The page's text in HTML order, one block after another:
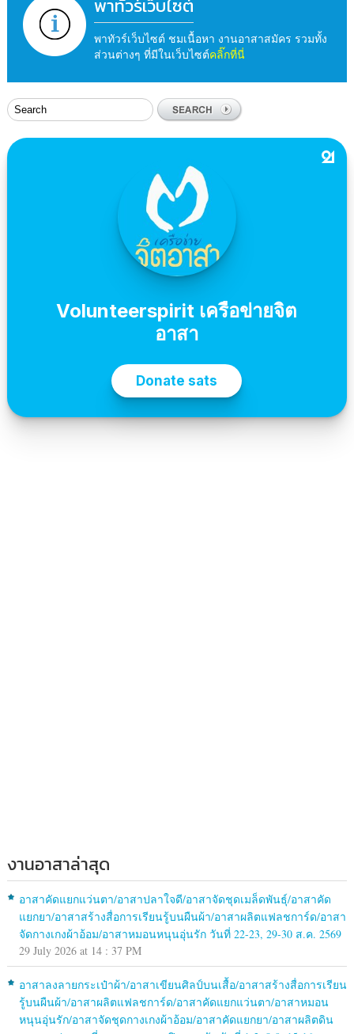
พาทัวร์เว็บไซต์
พาทัวร์เว็บไซต์ ชมเนื้อหา งานอาสาสมัคร รวมทั้ง
ส่วนต่างๆ ที่มีในเว็บไซต์คลิ๊กที่นี่
งานอาสาล่าสุด
อาสาคัดแยกแว่นตา/อาสาปลาใจดี/อาสาจัดชุดเมล็ดพันธุ์/อาสาคัด
แยกยา/อาสาสร้างสื่อการเรียนรู้บนผืนผ้า/อาสาผลิตแฟลชการ์ด/อาสา
จัดกางเกงผ้าอ้อม/อาสาหมอนหนุนอุ่นรัก วันที่ 22-23, 29-30 ส.ค. 2569
29 July 2026 at 14 : 37 PM
อาสาลงลายกระเป๋าผ้า/อาสาเขียนศิลป์บนเสื้อ/อาสาสร้างสื่อการเรียน
รู้บนผืนผ้า/อาสาผลิตแฟลชการ์ด/อาสาคัดแยกแว่นตา/อาสาหมอน
หนุนอุ่นรัก/อาสาจัดชุดกางเกงผ้าอ้อม/อาสาคัดแยกยา/อาสาผลิตดิน